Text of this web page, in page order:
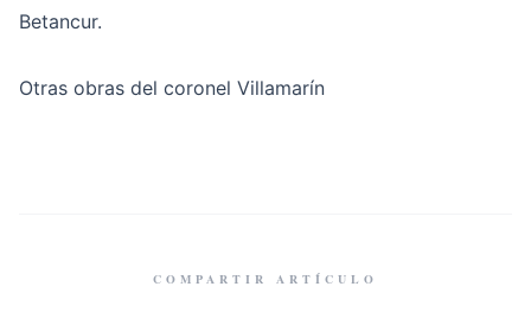
Betancur.
Otras obras del coronel Villamarín
COMPARTIR ARTÍCULO